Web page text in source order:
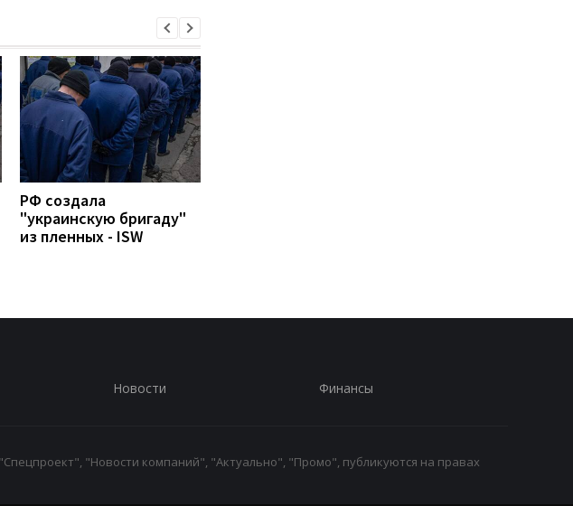
РФ создала
"украинскую бригаду"
из пленных - ISW
Новости Финансы
"Новости компаний", "Актуально", "Промо", публикуются на правах